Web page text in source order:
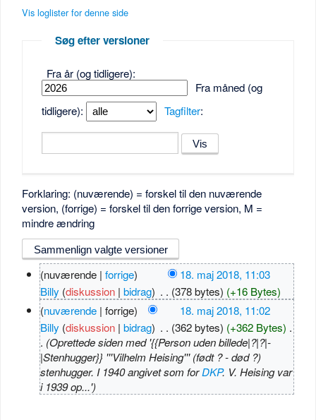
Vis loglister for denne side
Søg efter versioner
Fra år (og tidligere):
Fra måned (og
tidligere):
Tagfilter:
Forklaring: (nuværende) = forskel til den nuværende
version, (forrige) = forskel til den forrige version, M =
mindre ændring
(nuværende | forrige)
18. maj 2018, 11:03
Billy (diskussion| bidrag) . . (378 bytes) (+16 Bytes)
(nuværende| forrige)
18. maj 2018, 11:02
Billy (diskussion| bidrag) . . (362 bytes) (+362 Bytes) .
. (Oprettede siden med '{{Person uden billede|?|?|-
|Stenhugger}} '''Vilhelm Heising''' (født ? - død ?)
stenhugger. I 1940 angivet som forDKP. V. Heising var
i 1939 op...')